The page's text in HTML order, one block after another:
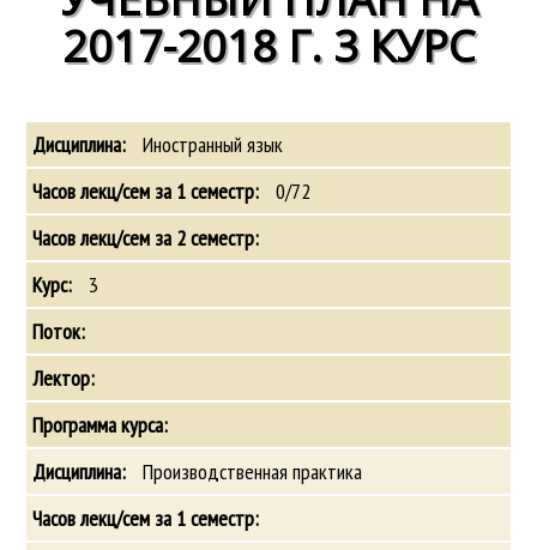
2017-2018 Г. 3 КУРС
Иностранный язык
0/72
3
Производственная практика